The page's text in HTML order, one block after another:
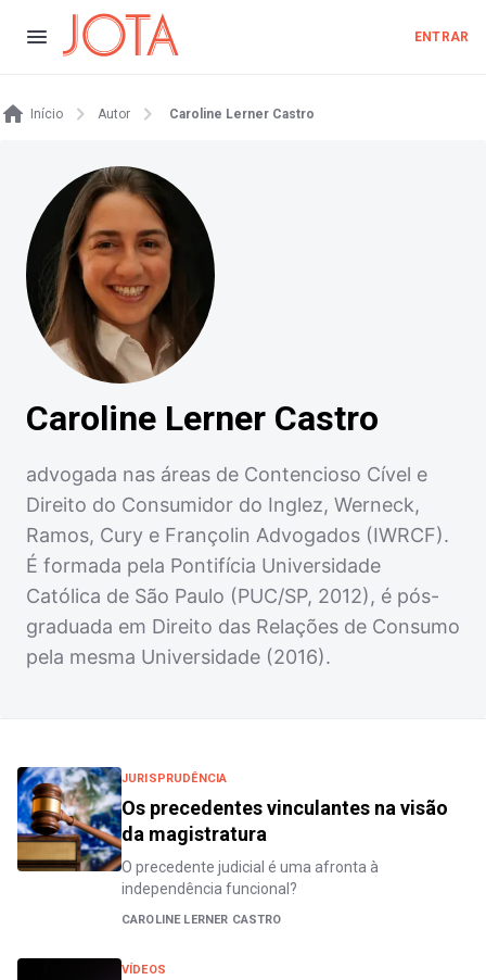
ENTRAR
Início Autor Caroline Lerner Castro
Caroline Lerner Castro
advogada nas áreas de Contencioso Cível e
Direito do Consumidor do Inglez, Werneck,
Ramos, Cury e Françolin Advogados (IWRCF).
É formada pela Pontifícia Universidade
Católica de São Paulo (PUC/SP, 2012), é pós-
graduada em Direito das Relações de Consumo
pela mesma Universidade (2016).
JURISPRUDÊNCIA
Os precedentes vinculantes na visão
da magistratura
O precedente judicial é uma afronta à
independência funcional?
CAROLINE LERNER CASTRO
VÍDEOS